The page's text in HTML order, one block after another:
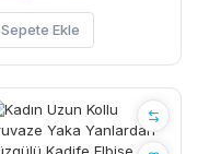
Sepete Ekle